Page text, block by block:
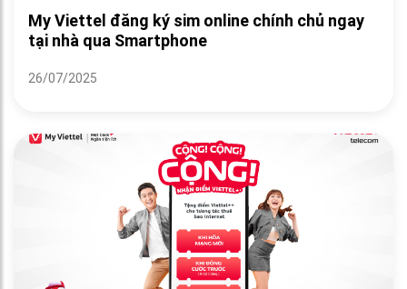
My Viettel đăng ký sim online chính chủ ngay
tại nhà qua Smartphone
26/07/2025